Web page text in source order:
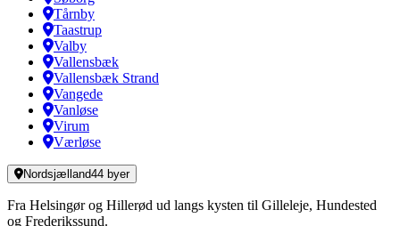
Tårnby
Taastrup
Valby
Vallensbæk
Vallensbæk Strand
Vangede
Vanløse
Virum
Værløse
Nordsjælland44 byer
Fra Helsingør og Hillerød ud langs kysten til Gilleleje, Hundested
og Frederikssund.